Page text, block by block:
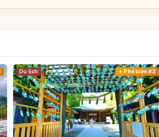
Du lịch Phổ biến #2